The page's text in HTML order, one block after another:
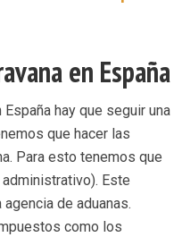
en España
hay que seguir una
que hacer las
Para esto tenemos que
Este
de aduanas.
como los